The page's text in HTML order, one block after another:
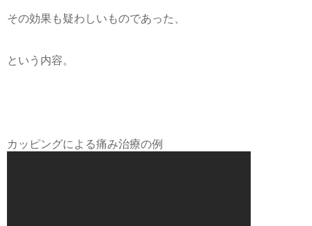
その効果も疑わしいものであった、
という内容。
カッピングによる痛み治療の例